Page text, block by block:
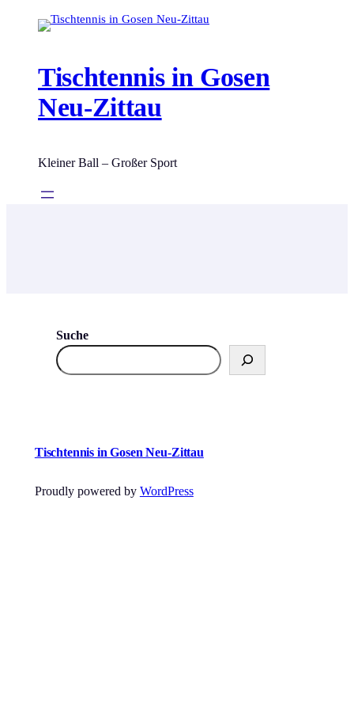
Tischtennis in Gosen
Neu-Zittau
Kleiner Ball – Großer Sport
Suche
Tischtennis in Gosen Neu-Zittau
Proudly powered by WordPress